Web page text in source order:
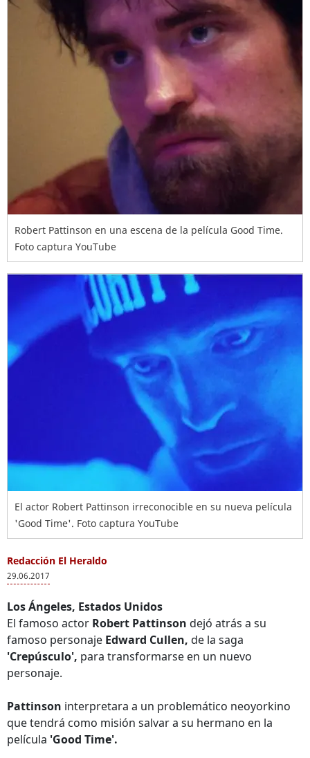
Robert Pattinson en una escena de la película Good Time.
Foto captura YouTube
El actor Robert Pattinson irreconocible en su nueva película
'Good Time'. Foto captura YouTube
Redacción El Heraldo
29.06.2017
Los Ángeles, Estados Unidos
El famoso actor Robert Pattinson dejó atrás a su
famoso personaje Edward Cullen, de la saga
'Crepúsculo', para transformarse en un nuevo
personaje.
Pattinson interpretara a un problemático neoyorkino
que tendrá como misión salvar a su hermano en la
película 'Good Time'.